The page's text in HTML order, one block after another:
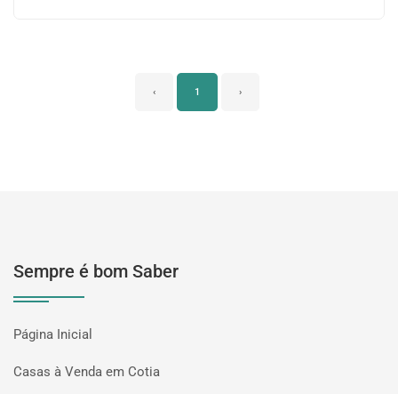
‹ 1 ›
Sempre é bom Saber
Página Inicial
Casas à Venda em Cotia